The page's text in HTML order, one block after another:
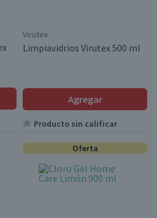
Virutex
Limpiavidrios Virutex 500 ml
Agregar
Producto sin calificar
Oferta